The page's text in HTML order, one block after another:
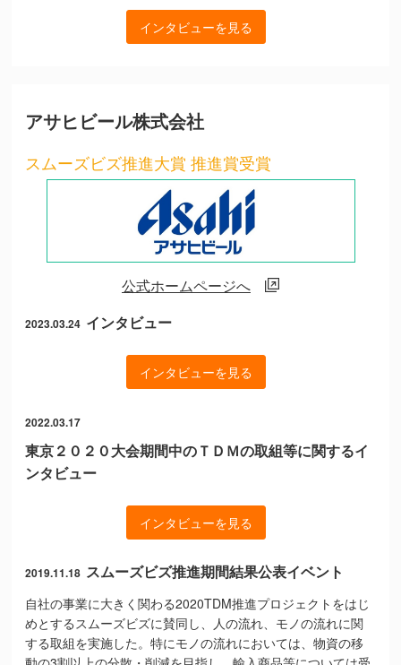
インタビューを見る
アサヒビール株式会社
スムーズビズ推進大賞 推進賞受賞
公式ホームページへ
2023.03.24 インタビュー
インタビューを見る
2022.03.17
東京２０２０大会期間中のＴＤＭの取組等に関するイ
ンタビュー
インタビューを見る
2019.11.18 スムーズビズ推進期間結果公表イベント
自社の事業に大きく関わる2020TDM推進プロジェクトをはじ
めとするスムーズビズに賛同し、人の流れ、モノの流れに関
する取組を実施した。特にモノの流れにおいては、物資の移